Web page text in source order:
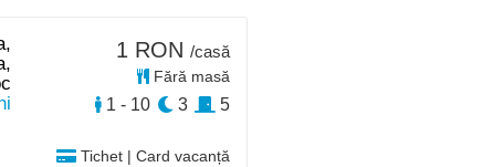
Tichet | Card vacanță
1 RON /casă
Fără masă
1 - 10 3 5